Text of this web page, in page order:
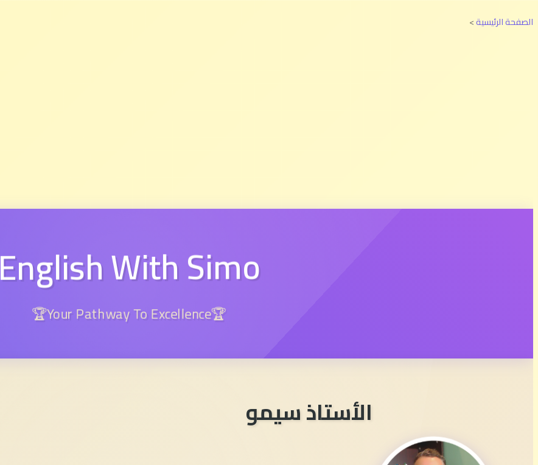
الصفحة الرئيسية>
English With Simo
🏆Your Pathway To Excellence🏆
الأستاذ سيمو